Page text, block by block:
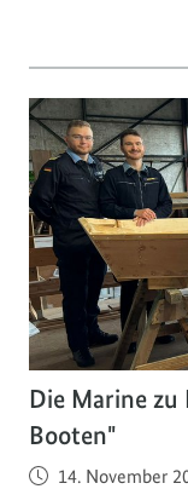
Die Marine
Booten"
Veröffentlicht am
14. November